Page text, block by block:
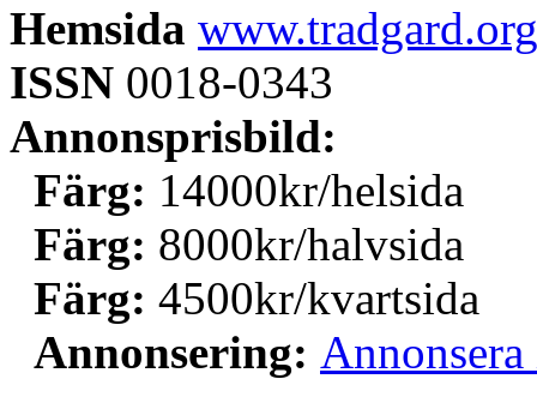
Hemsida www.tradgard.org
ISSN 0018-0343
Annonsprisbild:
Färg: 14000kr/helsida
Färg: 8000kr/halvsida
Färg: 4500kr/kvartsida
Annonsering: